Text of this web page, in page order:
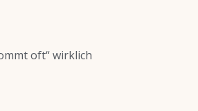
oft“ wirklich